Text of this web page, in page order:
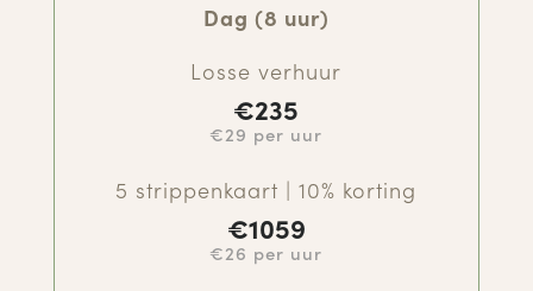
Dag (8 uur)
Losse verhuur
€235
€29 per uur
5 strippenkaart | 10% korting
€1059
€26 per uur